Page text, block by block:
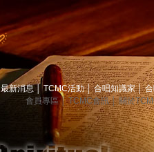
最新消息 TCMC活動│ 合唱知識家│
會員專區│ TCMC會訊│ 關於